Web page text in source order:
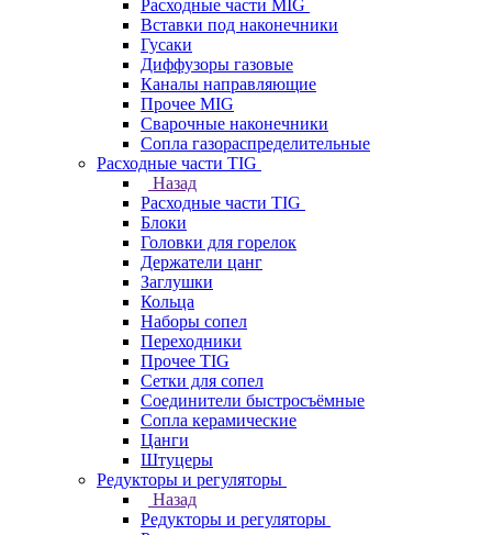
Расходные части MIG
Вставки под наконечники
Гусаки
Диффузоры газовые
Каналы направляющие
Прочее MIG
Сварочные наконечники
Сопла газораспределительные
Расходные части TIG
Назад
Расходные части TIG
Блоки
Головки для горелок
Держатели цанг
Заглушки
Кольца
Наборы сопел
Переходники
Прочее TIG
Сетки для сопел
Соединители быстросъёмные
Сопла керамические
Цанги
Штуцеры
Редукторы и регуляторы
Назад
Редукторы и регуляторы